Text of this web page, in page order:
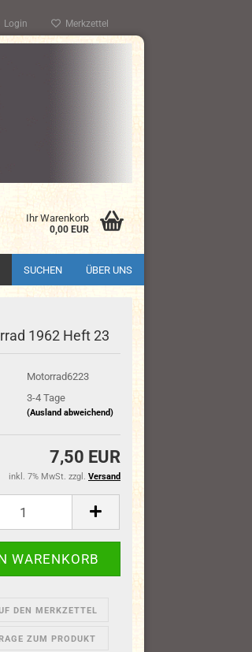
Login Merkzettel
Ihr Warenkorb
0,00 EUR
SUCHEN ÜBER UNS
1962 Heft 23
Motorrad6223
3-4 Tage
(Ausland abweichend)
7,50 EUR
inkl. 7% MwSt. zzgl. Versand
DEN MERKZETTEL
ZUM PRODUKT